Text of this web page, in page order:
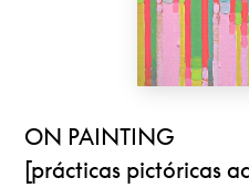
ON PAINTING
[prácticas pictóricas